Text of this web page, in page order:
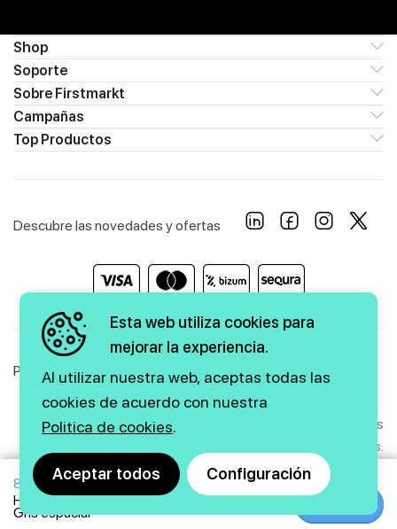
849€
HUAWEI MateBook 13 AMD (AMD Ryzen 5 3500U / 512GB)
Gris espacial
Shop
Soporte
Sobre Firstmarkt
Campañas
Top Productos
Descubre las novedades y ofertas
Política de Privacidad Política de Cookies Aviso Legal
Copyright © 2026 firstmarkt. Todos los derechos
reservados.
Agencia SEOy diseño web GMEDIA
Esta web utiliza cookies para
mejorar la experiencia.
Al utilizar nuestra web, aceptas todas las
cookies de acuerdo con nuestra
Politica de cookies.
Aceptar todos Configuración